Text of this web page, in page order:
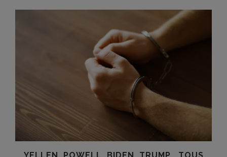
YELLEN, POWELL, BIDEN, TRUMP… TOUS